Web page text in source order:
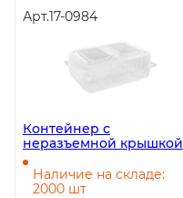
Арт.17-0984
Контейнер с
неразъемной крышкой
SL-81, 266х205х90 мм, в
упаковке 200 штук
Наличие на складе:
2000 шт